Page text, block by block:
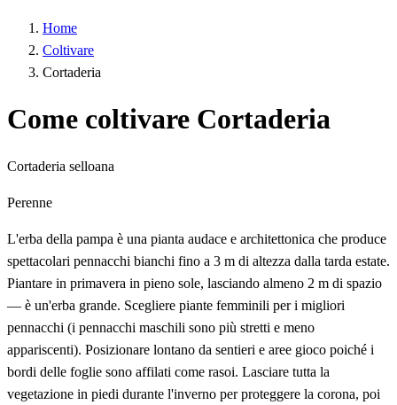
Home
Coltivare
Cortaderia
Come coltivare Cortaderia
Cortaderia selloana
Perenne
L'erba della pampa è una pianta audace e architettonica che produce
spettacolari pennacchi bianchi fino a 3 m di altezza dalla tarda estate.
Piantare in primavera in pieno sole, lasciando almeno 2 m di spazio
— è un'erba grande. Scegliere piante femminili per i migliori
pennacchi (i pennacchi maschili sono più stretti e meno
appariscenti). Posizionare lontano da sentieri e aree gioco poiché i
bordi delle foglie sono affilati come rasoi. Lasciare tutta la
vegetazione in piedi durante l'inverno per proteggere la corona, poi